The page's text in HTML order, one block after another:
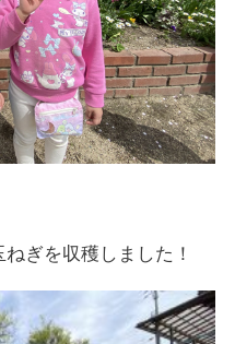
ぎを収穫しました！